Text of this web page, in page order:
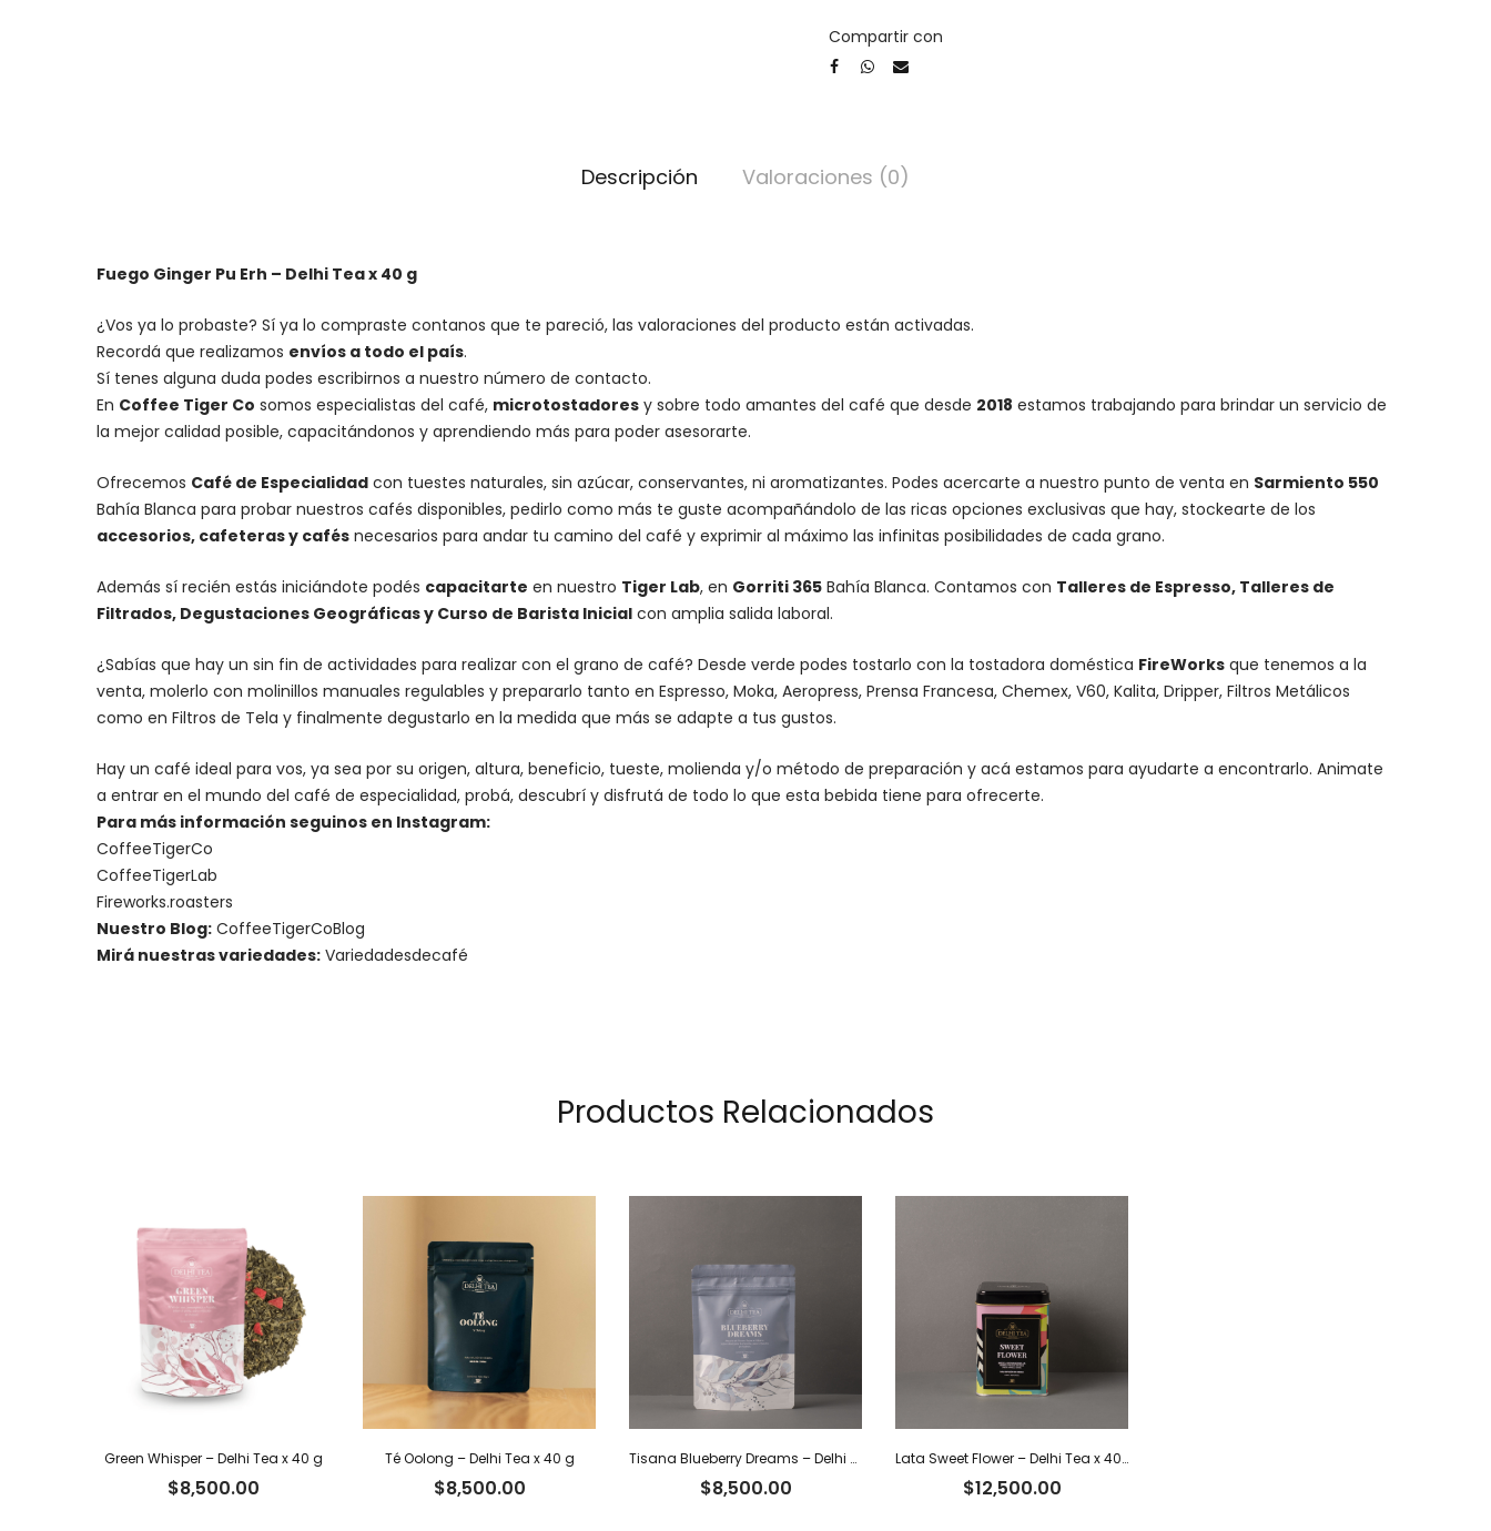
Tea
x
cantidad
Compartir con
Descripción Valoraciones (0)
Fuego Ginger Pu Erh – Delhi Tea x 40 g
¿Vos ya lo probaste? Sí ya lo compraste contanos que te pareció, las valoraciones del producto están activadas.
Recordá que realizamos envíos a todo el país.
Sí tenes alguna duda podes escribirnos a nuestro número de contacto.
En Coffee Tiger Co somos especialistas del café, microtostadores y sobre todo amantes del café que desde 2018 estamos trabajando para brindar un servicio de
la mejor calidad posible, capacitándonos y aprendiendo más para poder asesorarte.
Ofrecemos Café de Especialidad con tuestes naturales, sin azúcar, conservantes, ni aromatizantes. Podes acercarte a nuestro punto de venta en Sarmiento 550
Bahía Blanca para probar nuestros cafés disponibles, pedirlo como más te guste acompañándolo de las ricas opciones exclusivas que hay, stockearte de los
accesorios, cafeteras y cafés necesarios para andar tu camino del café y exprimir al máximo las infinitas posibilidades de cada grano.
Además sí recién estás iniciándote podés capacitarte en nuestro Tiger Lab, en Gorriti 365 Bahía Blanca. Contamos con Talleres de Espresso, Talleres de
Filtrados, Degustaciones Geográficas y Curso de Barista Inicial con amplia salida laboral.
¿Sabías que hay un sin fin de actividades para realizar con el grano de café? Desde verde podes tostarlo con la tostadora doméstica FireWorks que tenemos a la
venta, molerlo con molinillos manuales regulables y prepararlo tanto en Espresso, Moka, Aeropress, Prensa Francesa, Chemex, V60, Kalita, Dripper, Filtros Metálicos
como en Filtros de Tela y finalmente degustarlo en la medida que más se adapte a tus gustos.
Hay un café ideal para vos, ya sea por su origen, altura, beneficio, tueste, molienda y/o método de preparación y acá estamos para ayudarte a encontrarlo. Animate
a entrar en el mundo del café de especialidad, probá, descubrí y disfrutá de todo lo que esta bebida tiene para ofrecerte.
Para más información seguinos en Instagram:
CoffeeTigerCo
CoffeeTigerLab
Fireworks.roasters
Nuestro Blog: CoffeeTigerCoBlog
Mirá nuestras variedades: Variedadesdecafé
Productos Relacionados
Green Whisper – Delhi Tea x 40 g
$8,500.00
Té Oolong – Delhi Tea x 40 g
$8,500.00
Tisana Blueberry Dreams – Delhi Tea x 60 g
$8,500.00
Lata Sweet Flower – Delhi Tea x 40 g
$12,500.00